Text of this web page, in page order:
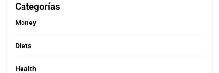
Categorías
Money
Diets
Health